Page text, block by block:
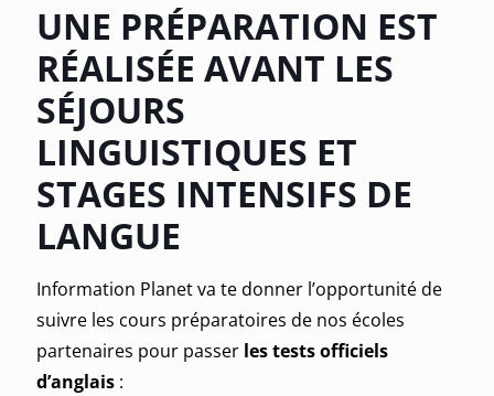
UNE PRÉPARATION EST
RÉALISÉE AVANT LES
SÉJOURS
LINGUISTIQUES ET
STAGES INTENSIFS DE
LANGUE
Information Planet va te donner l’opportunité de
suivre les cours préparatoires de nos écoles
partenaires pour passer les tests officiels
d’anglais :